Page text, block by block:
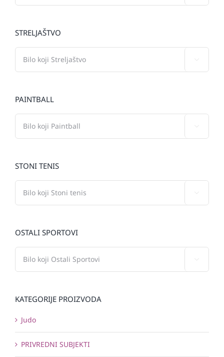
STRELJAŠTVO
PAINTBALL
STONI TENIS
OSTALI SPORTOVI
KATEGORIJE PROIZVODA
Judo
PRIVREDNI SUBJEKTI